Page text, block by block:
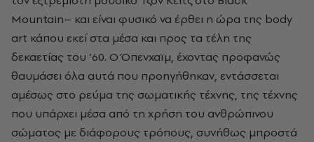
Mountain– και είναι φυσικό να έρθει η ώρα της body
art κάπου εκεί στα μέσα και προς τα τέλη της
δεκαετίας του ’60. Ο Όπενχαϊμ, έχοντας προφανώς
θαυμάσει όλα αυτά που προηγήθηκαν, εντάσσεται
αμέσως στο ρεύμα της σωματικής τέχνης, της τέχνης
που υπάρχει μέσα από τη χρήση του ανθρώπινου
σώματος με διάφορους τρόπους, συνήθως μπροστά